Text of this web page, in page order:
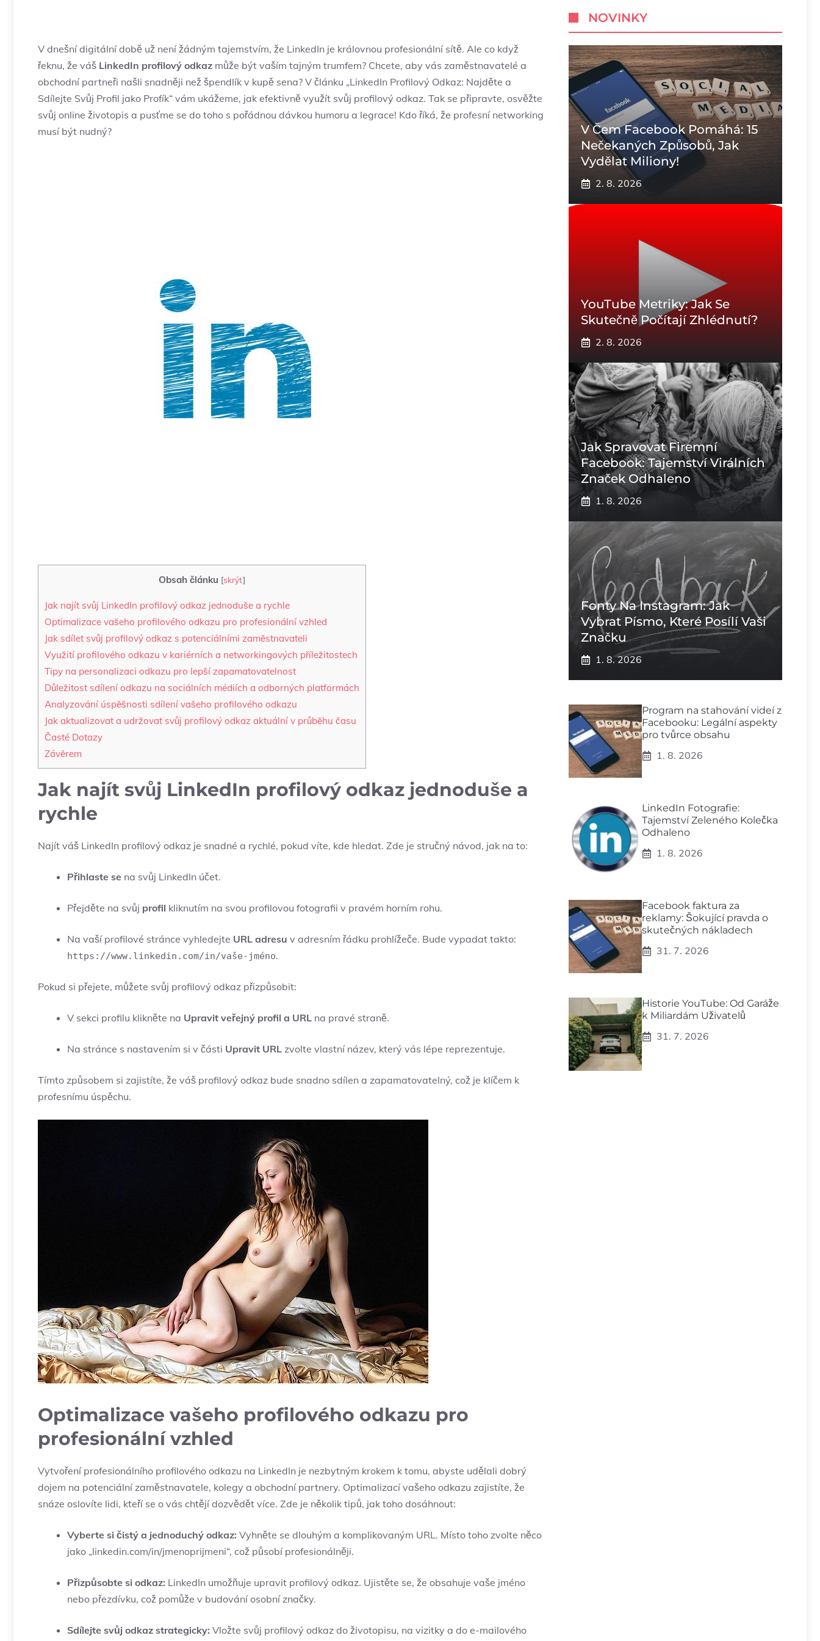
V dnešní digitální době už není žádným tajemstvím, že LinkedIn je královnou profesionální sítě. Ale co když
řeknu, že váš LinkedIn profilový odkaz může být vaším tajným trumfem? Chcete, aby vás zaměstnavatelé a
obchodní partneři našli snadněji než špendlík v kupě sena? V článku „LinkedIn Profilový Odkaz: Najděte a
Sdílejte Svůj Profil jako Profík“ vám ukážeme, jak efektivně využít svůj profilový odkaz. Tak se připravte, osvěžte
svůj online životopis a pusťme se do toho s pořádnou dávkou humoru a legrace! Kdo říká, že profesní networking
musí být nudný?
Obsah článku [skrýt]
Jak najít svůj LinkedIn profilový odkaz jednoduše a rychle
Optimalizace vašeho profilového odkazu pro profesionální vzhled
Jak sdílet svůj profilový odkaz s potenciálními zaměstnavateli
Využití profilového odkazu v kariérních a networkingových příležitostech
Tipy na personalizaci odkazu pro lepší zapamatovatelnost
Důležitost sdílení odkazu na sociálních médiích a odborných platformách
Analyzování úspěšnosti sdílení vašeho profilového odkazu
Jak aktualizovat a udržovat svůj profilový odkaz aktuální v průběhu času
Časté Dotazy
Závěrem
Jak najít svůj LinkedIn profilový odkaz jednoduše a
rychle
Najít váš LinkedIn profilový odkaz je snadné a rychlé, pokud víte, kde hledat. Zde je stručný návod, jak na to:
Přihlaste se na svůj LinkedIn účet.
Přejděte na svůj profil kliknutím na svou profilovou fotografii v pravém horním rohu.
Na vaší profilové stránce vyhledejte URL adresu v adresním řádku prohlížeče. Bude vypadat takto:
https://www.linkedin.com/in/vaše-jméno.
Pokud si přejete, můžete svůj profilový odkaz přizpůsobit:
V sekci profilu klikněte na Upravit veřejný profil a URL na pravé straně.
Na stránce s nastavením si v části Upravit URL zvolte vlastní název, který vás lépe reprezentuje.
Tímto způsobem si zajistíte, že váš profilový odkaz bude snadno sdílen a zapamatovatelný, což je klíčem k
profesnímu úspěchu.
Optimalizace vašeho profilového odkazu pro
profesionální vzhled
Vytvoření profesionálního profilového odkazu na LinkedIn je nezbytným krokem k tomu, abyste udělali dobrý
dojem na potenciální zaměstnavatele, kolegy a obchodní partnery. Optimalizací vašeho odkazu zajistíte, že
snáze oslovíte lidi, kteří se o vás chtějí dozvědět více. Zde je několik tipů, jak toho dosáhnout:
Vyberte si čistý a jednoduchý odkaz: Vyhněte se dlouhým a komplikovaným URL. Místo toho zvolte něco
jako „linkedin.com/in/jmenoprijmeni“, což působí profesionálněji.
Přizpůsobte si odkaz: LinkedIn umožňuje upravit profilový odkaz. Ujistěte se, že obsahuje vaše jméno
nebo přezdívku, což pomůže v budování osobní značky.
Sdílejte svůj odkaz strategicky: Vložte svůj profilový odkaz do životopisu, na vizitky a do e-mailového
NOVINKY
V Čem Facebook Pomáhá: 15
Nečekaných Způsobů, Jak
Vydělat Miliony!
2. 8. 2026
YouTube Metriky: Jak Se
Skutečně Počítají Zhlédnutí?
2. 8. 2026
Jak Spravovat Firemní
Facebook: Tajemství Virálních
Značek Odhaleno
1. 8. 2026
Fonty Na Instagram: Jak
Vybrat Písmo, Které Posílí Vaši
Značku
1. 8. 2026
Program na stahování videí z
Facebooku: Legální aspekty
pro tvůrce obsahu
1. 8. 2026
LinkedIn Fotografie:
Tajemství Zeleného Kolečka
Odhaleno
1. 8. 2026
Facebook faktura za
reklamy: Šokující pravda o
skutečných nákladech
31. 7. 2026
Historie YouTube: Od Garáže
k Miliardám Uživatelů
31. 7. 2026